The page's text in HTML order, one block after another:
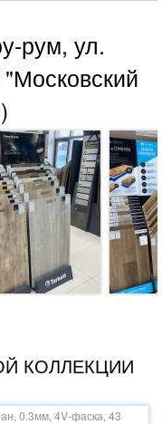
рум, ул.
КОЛЛЕКЦИИ
0.3мм, 4V-фаска, 43